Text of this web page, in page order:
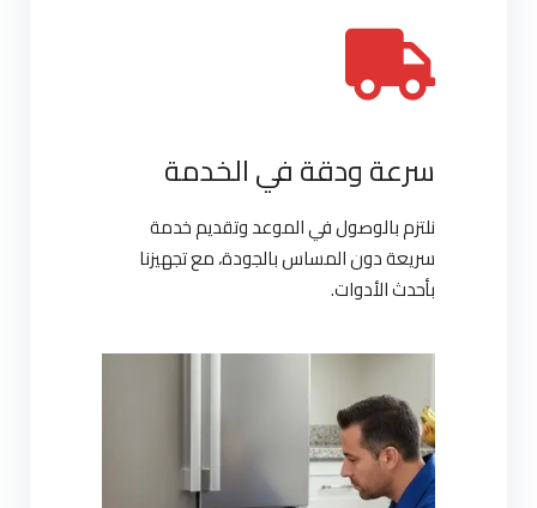
سرعة ودقة في الخدمة
نلتزم بالوصول في الموعد وتقديم خدمة
سريعة دون المساس بالجودة، مع تجهيزنا
بأحدث الأدوات.